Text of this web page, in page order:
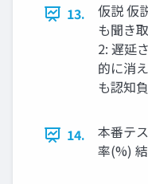
13.
仮説 仮
も聞き
2: 遅延
的に消
も認知
14.
本番テ
率(%)